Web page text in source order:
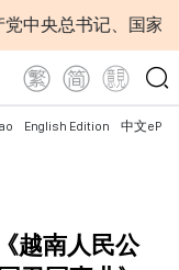
席苏林将对澳大利
English Edition 中文
越南人民公